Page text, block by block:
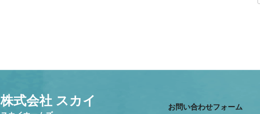
株式会社 スカイ お問い合わせフォーム